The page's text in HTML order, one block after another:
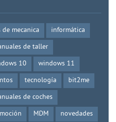
de mecanica
informática
de taller
10
windows 11
tecnología
bit2me
de coches
MDM novedades